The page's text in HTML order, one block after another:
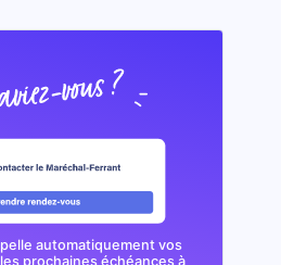
automatiquement vos
prochaines échéances à